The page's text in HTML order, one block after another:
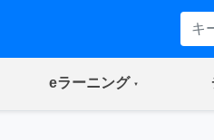
eラーニング(current)